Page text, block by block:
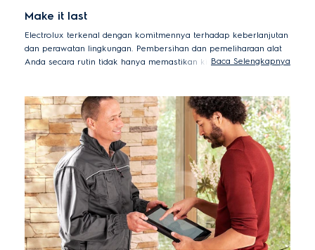
Make it last
Electrolux terkenal dengan komitmennya terhadap keberlanjutan
dan perawatan lingkungan. Pembersihan dan pemeliharaan alat
Anda secara rutin tidak hanya memastikan kinerja yang optimal,
sekaligus lebih hemat biaya bagi Anda.
Baca Selengkapnya